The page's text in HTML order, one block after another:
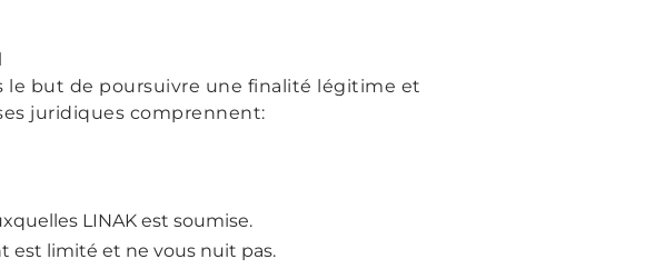
le but de poursuivre une finalité légitime et
juridiques comprennent:
LINAK est soumise.
est limité et ne vous nuit pas.